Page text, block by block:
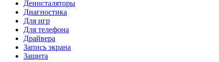
Деинсталяторы
Диагностика
Для игр
Для телефона
Драйвера
Запись экрана
Защита